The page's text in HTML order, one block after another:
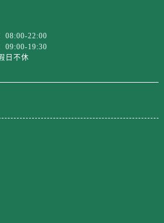
广东省广州市天河区天河路230号万菱汇国际中心A塔7层704室劳力士售后服务中心（需提前预约）
广东省河源市源城区越王大道劳力士售后服务中心（需提前预约）
08:00-22:00
09:00-19:30
日不休